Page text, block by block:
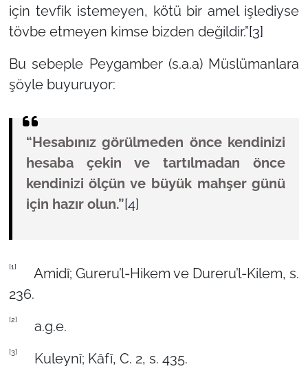
için tevfik istemeyen, kötü bir amel işlediyse
tövbe etmeyen kimse bizden değildir.”[3]
Bu sebeple Peygamber (s.a.a) Müslümanlara
şöyle buyuruyor:
“Hesabınız görülmeden önce kendinizi
hesaba çekin ve tartılmadan önce
kendinizi ölçün ve büyük mahşer günü
için hazır olun.”[4]
[1]
Amidî; Gureru’l-Hikem ve Dureru’l-Kilem, s.
236.
[2] a.g.e.
[3] Kuleynî; Kâfî, C. 2, s. 435.